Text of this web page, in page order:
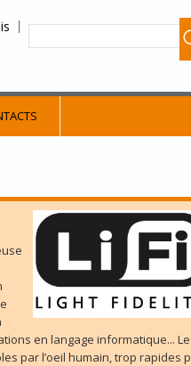
en langage informatique...
par l’oeil humain, trop rapides